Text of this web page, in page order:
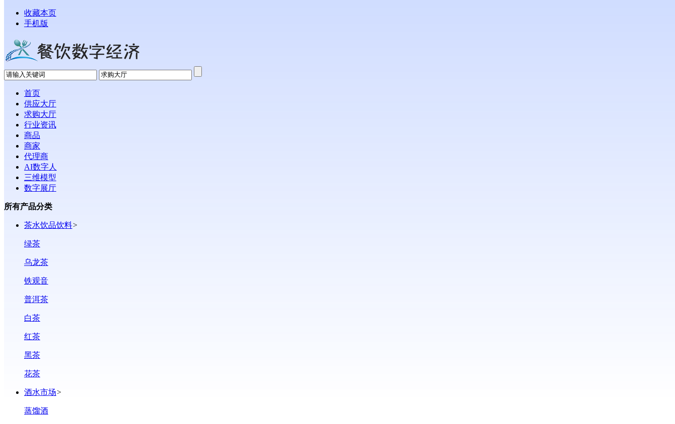
收藏本页
手机版
首页
供应大厅
求购大厅
行业资讯
商品
商家
代理商
AI数字人
三维模型
数字展厅
所有产品分类
茶水饮品饮料>
绿茶
乌龙茶
铁观音
普洱茶
白茶
红茶
黑茶
花茶
酒水市场>
蒸馏酒